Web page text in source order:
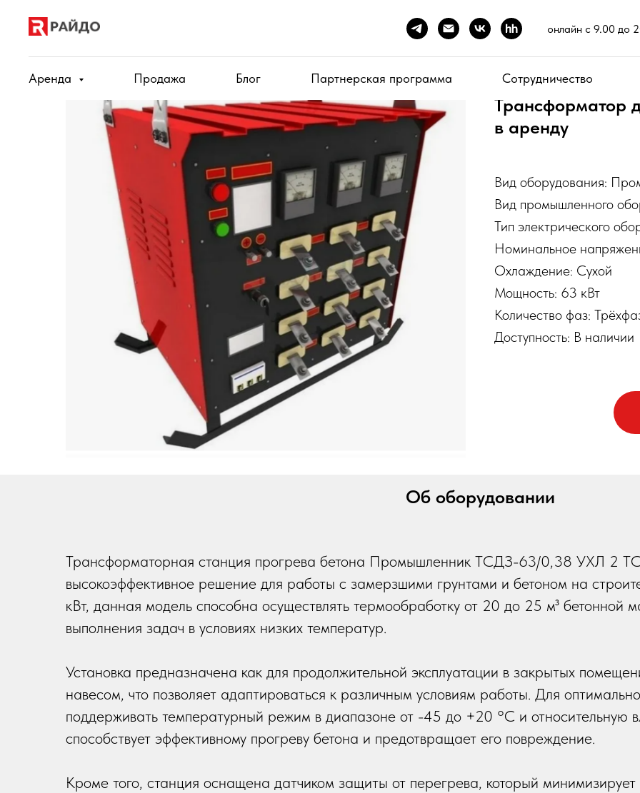
онлайн с 9.00 до
Аренда Продажа Блог Партнерская программа Сотрудничество
Трансформатор
в аренду
Вид оборудования:
Вид промышленного
Тип электрического
Номинальное
Охлаждение: Сухой
Мощность: 63 кВт
Количество фаз:
Доступность: В наличии
Об оборудовании
Трансформаторная станция прогрева бетона Промышленник ТСДЗ-63/0,38 УХЛ 2
высокоэффективное решение для работы с замерзшими грунтами и бетоном на
кВт, данная модель способна осуществлять термообработку от 20 до 25 м³ бетонной
выполнения задач в условиях низких температур.
Установка предназначена как для продолжительной эксплуатации в закрытых
навесом, что позволяет адаптироваться к различным условиям работы. Для
поддерживать температурный режим в диапазоне от -45 до +20 °C и относительную
способствует эффективному прогреву бетона и предотвращает его повреждение.
Кроме того, станция оснащена датчиком защиты от перегрева, который минимизирует